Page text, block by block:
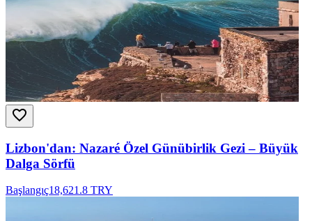
Lizbon'dan: Nazaré Özel Günübirlik Gezi – Büyük
Dalga Sörfü
Başlangıç18,621.8 TRY